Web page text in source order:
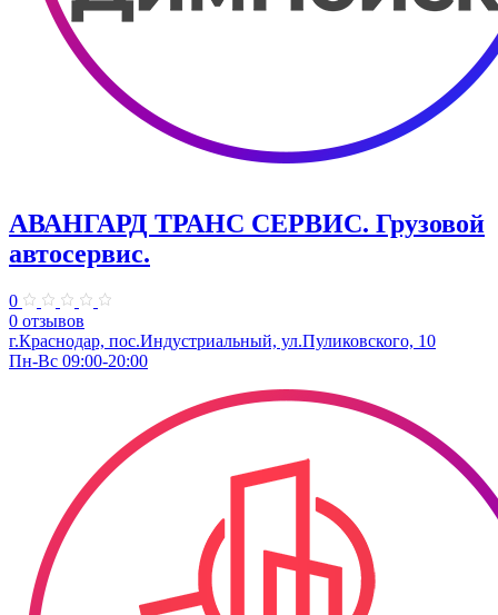
АВАНГАРД ТРАНС СЕРВИС. Грузовой
автосервис.
0
0 отзывов
г.Краснодар, пос.Индустриальный, ул.Пуликовского, 10
Пн-Вс 09:00-20:00